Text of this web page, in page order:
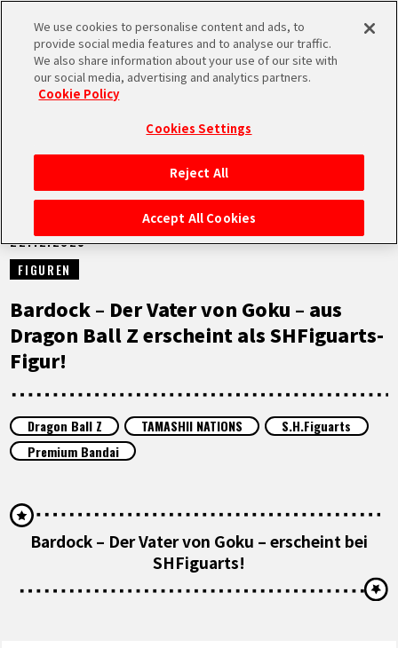
MEN
STARTSEITE
NEUES
HIGHLIGHTS
VIDEOS
SPECIALS
INFOS
LANGUAGE
FR DE
NEUES
22.12.2025
FIGUREN
Bardock – Der Vater von Goku – aus
Dragon Ball Z erscheint als SHFiguarts-
Figur!
Dragon Ball Z TAMASHII NATIONS
S.H.Figuarts
Premium Bandai
Bardock – Der Vater von Goku – erscheint bei
SHFiguarts!
We use cookies to personalise content and ads, to
provide social media features and to analyse our traffic.
We also share information about your use of our site with
our social media, advertising and analytics partners.
Cookie Policy
Cookies Settings
Reject All
Accept All Cookies